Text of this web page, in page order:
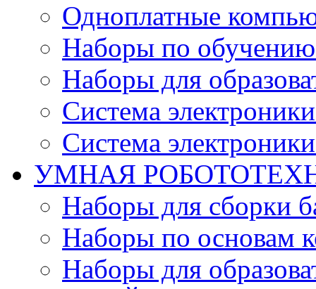
Одноплатные
Наборы по
Наборы для
Система
Система
УМНАЯ
Наборы для сборки
Наборы по основам
Наборы для